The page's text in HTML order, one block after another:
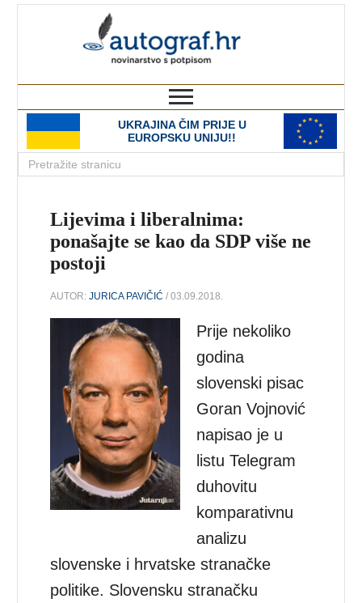
UKRAJINA ČIM PRIJE U
EUROPSKU UNIJU!!
Lijevima i liberalnima:
ponašajte se kao da SDP više ne
postoji
AUTOR:JURICA PAVIČIĆ / 03.09.2018.
Prije nekoliko
godina
slovenski pisac
Goran Vojnović
napisao je u
listu Telegram
duhovitu
komparativnu
analizu
slovenske i hrvatske stranačke
politike. Slovensku stranačku